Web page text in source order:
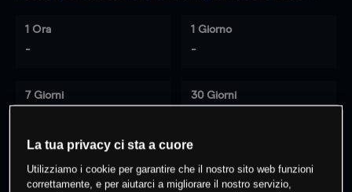
1 Ora
-
1 Giorno
-
7 Giorni 30 Giorni
0% dei clienti hanno posizioni su
La tua privacy ci sta a cuore
Utilizziamo i cookie per garantire che il nostro sito web funzioni
correttamente, e per aiutarci a migliorare il nostro servizio,